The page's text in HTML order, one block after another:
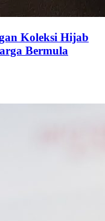
Koleksi Hijab
Bermula